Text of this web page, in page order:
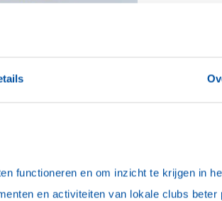
functioneren en om inzicht te krijgen in
en activiteiten van lokale clubs beter